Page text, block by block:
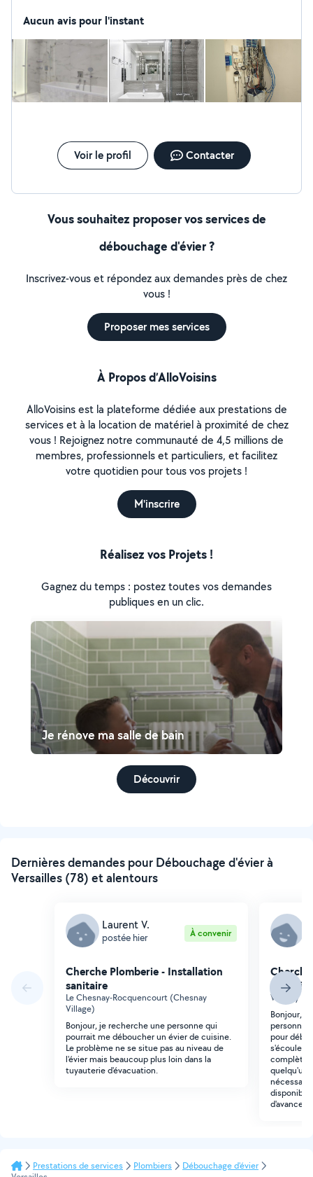
installations aux normes (NF C15-100), je propose la
aussi inclure la fourniture avec la pose. Devis gratuit,
intervention sous 24h. Merci
Aucun avis pour l'instant
Voir le profil Contacter
Vous souhaitez proposer vos services de
débouchage d'évier ?
Inscrivez-vous et répondez aux demandes près de chez
vous !
Proposer mes services
À Propos d’AlloVoisins
AlloVoisins est la plateforme dédiée aux prestations de
services et à la location de matériel à proximité de chez
vous ! Rejoignez notre communauté de 4,5 millions de
membres, professionnels et particuliers, et facilitez
votre quotidien pour tous vos projets !
M'inscrire
Réalisez vos Projets !
Gagnez du temps : postez toutes vos demandes
publiques en un clic.
Je rénove ma salle de bain
Découvrir
Dernières demandes pour Débouchage d'évier à
Versailles (78) et alentours
Laurent V.
postée hier À convenir
Cherche Plomberie - Installation
sanitaire
Le Chesnay-Rocquencourt (Chesnay
Village)
Bonjour, je recherche une personne qui
pourrait me déboucher un évier de cuisine.
Le problème ne se situe pas au niveau de
l'évier mais beaucoup plus loin dans la
tuyauterie d'évacuation.
sanitaire
Viroflay
Bonjour,
personne
pour
s'écoule
quelqu'un
d'avance !
Prestations de services Plombiers
Débouchage d'évier